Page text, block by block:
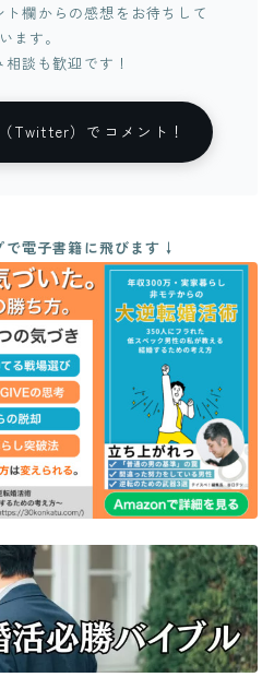
欄からの感想をお待ちして
います。
談も歓迎です！
Twitter）でコメント！
電子書籍に飛びます↓